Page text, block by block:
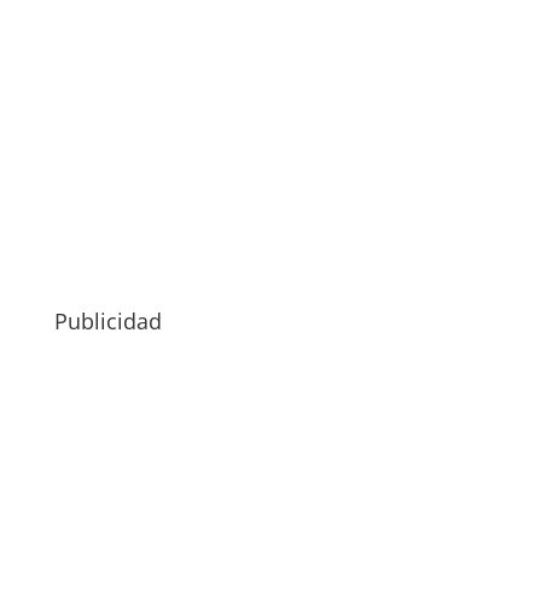
Publicidad